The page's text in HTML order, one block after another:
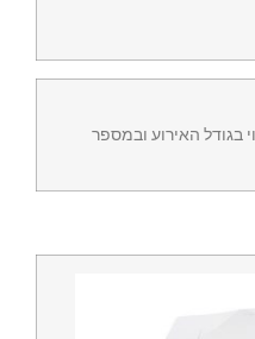
מן המסך והן בדרך כלל בעלי תאורה של 5000 אנסי ומעלה, תלוי בגודל האירוע ובמספר